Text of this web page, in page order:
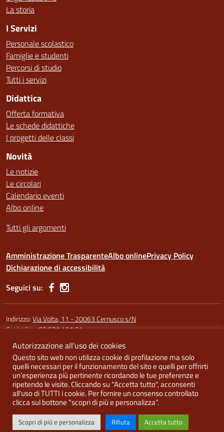
La storia
I Servizi
Personale scolastico
Famiglie e studenti
Percorsi di studio
Tutti i servizi
Didattica
Offerta formativa
Le schede didattiche
I progetti delle classi
Novità
Le notizie
Le circolari
Calendario eventi
Albo online
Tutti gli argomenti
Amministrazione TrasparenteAlbo onlinePrivacy Policy
Dichiarazione di accessibilità
Seguici su:
Indirizzo:Via Volta, 11 - 20063 Cernusco s/N
Centralino:02 921 401 04
Codice fiscale: 91587340158
Codice meccanografico:MIRI10300X (sede Argentia) - MIRI10302L
(sede di Cernusco) - MIRI10303N (Melzo)
Idea e progetto di Designers Italia
Autorizzazione all'uso dei cookies
Questo sito web non utilizza cookie di profilazione ma solo
quelli necessari per il funzionamento del sito e quelli per offrirti
un’esperienza più pertinente ricordando le tue preferenze e
ripetendo le visite. Cliccando su "Accetta tutto", acconsenti
all'uso di TUTTI i cookie. Per fornire un consenso controllato
clicca sul bottone “scopri di più e personalizza”.
Scopri di più e personalizza Rifiuta Accetta tutto